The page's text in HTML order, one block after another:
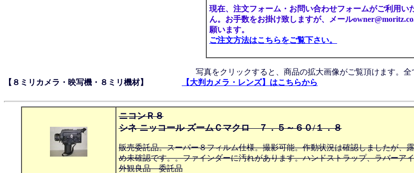
現在、注文フォーム・お問い合わせフォームがご利用い
ん。お手数をお掛け致しますが、メール
願います。
ご注文方法はこちらをご覧下さい。
写真をクリックすると、商品の拡大画像がご覧頂けます。全
【８ミリカメラ・映写機・８ミリ機材】
【大判カメラ・レンズ】はこちらから
ニコンＲ８
シネ ニッコール ズームＣマクロ ７．５～６０/１．８
販売委託品。スーパー８フィルム仕様。撮影可能。作動状況は確認しましたが、
め未確認です。。ファインダーに汚れがあります。ハンドストラップ、ラバーア
外観良品 委託品